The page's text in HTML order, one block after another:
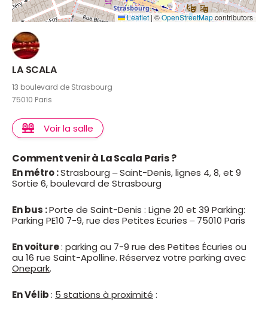
Leaflet | ©OpenStreetMapcontributors
LA SCALA
13 boulevard de Strasbourg
75010 Paris
Voir la salle
Comment venir à La Scala Paris ?
En métro :Strasbourg – Saint-Denis, lignes 4, 8, et 9
Sortie 6, boulevard de Strasbourg
En bus :Porte de Saint-Denis : Ligne 20 et 39 Parking:
Parking PE10 7-9, rue des Petites Ecuries – 75010 Paris
En voiture: parking au 7-9 rue des Petites Écuries ou
au 16 rue Saint-Apolline. Réservez votre parking avec
Onepark.
En Vélib: 5 stations à proximité :